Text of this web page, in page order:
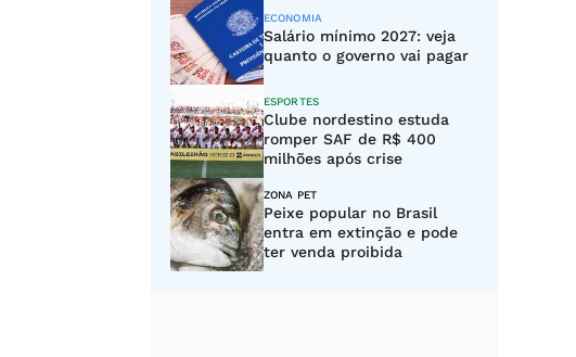
ECONOMIA
Salário mínimo 2027: veja
quanto o governo vai pagar
ESPORTES
Clube nordestino estuda
romper SAF de R$ 400
milhões após crise
ZONA PET
Peixe popular no Brasil
entra em extinção e pode
ter venda proibida